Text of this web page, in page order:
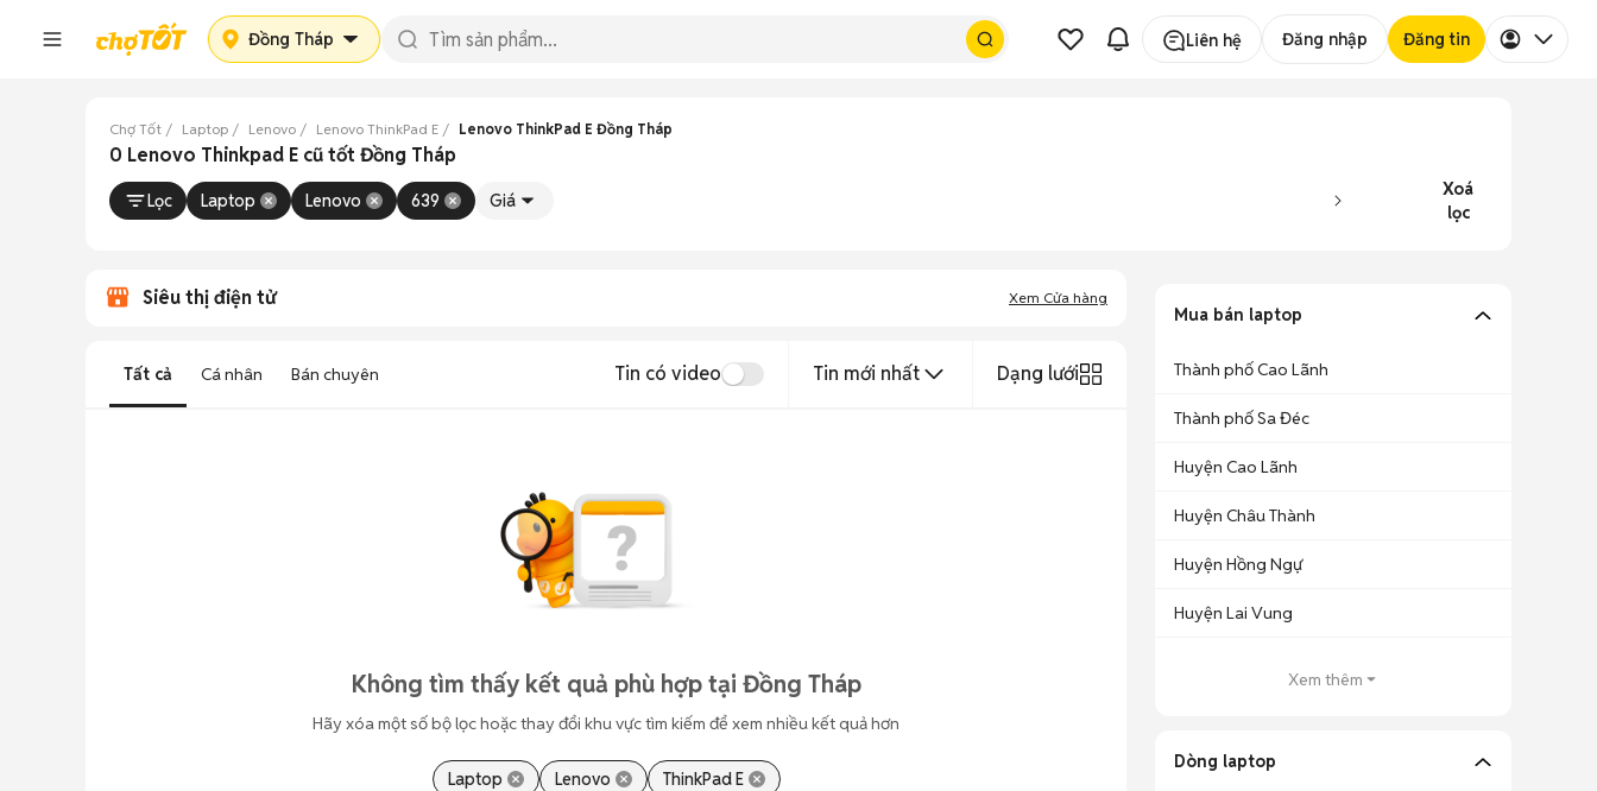
Đồng Tháp Liên hệ Đăng nhập Đăng tin
Chợ Tốt Laptop Lenovo Lenovo ThinkPad E Lenovo ThinkPad E Đồng Tháp
0 Lenovo Thinkpad E cũ tốt Đồng Tháp
Lọc Laptop Lenovo 639 Giá
Xoá
lọc
Siêu thị điện tử Xem Cửa hàng
Tất cả Cá nhân Bán chuyên Tin có video Tin mới nhất Dạng lưới
Không tìm thấy kết quả phù hợp tại Đồng Tháp
Hãy xóa một số bộ lọc hoặc thay đổi khu vực tìm kiếm để xem nhiều kết quả hơn
Laptop Lenovo ThinkPad E
Mua bán laptop
Thành phố Cao Lãnh
Thành phố Sa Đéc
Huyện Cao Lãnh
Huyện Châu Thành
Huyện Hồng Ngự
Huyện Lai Vung
Xem thêm
Dòng laptop